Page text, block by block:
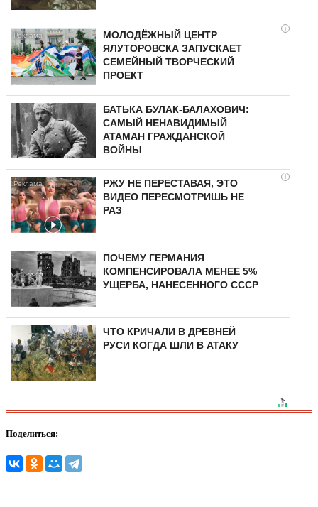
i
МОЛОДЁЖНЫЙ ЦЕНТР
ЯЛУТОРОВСКА ЗАПУСКАЕТ
СЕМЕЙНЫЙ ТВОРЧЕСКИЙ
ПРОЕКТ
БАТЬКА БУЛАК-БАЛАХОВИЧ:
САМЫЙ НЕНАВИДИМЫЙ
АТАМАН ГРАЖДАНСКОЙ
ВОЙНЫ
i
РЖУ НЕ ПЕРЕСТАВАЯ, ЭТО
ВИДЕО ПЕРЕСМОТРИШЬ НЕ
РАЗ
ПОЧЕМУ ГЕРМАНИЯ
КОМПЕНСИРОВАЛА МЕНЕЕ 5%
УЩЕРБА, НАНЕСЕННОГО СССР
ЧТО КРИЧАЛИ В ДРЕВНЕЙ
РУСИ КОГДА ШЛИ В АТАКУ
Поделиться: